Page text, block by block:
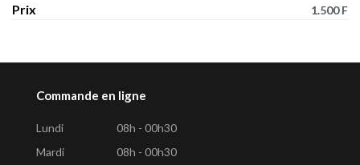
Prix 1.500 F
Commande en ligne
Lundi
08h - 00h30
Mardi
08h - 00h30